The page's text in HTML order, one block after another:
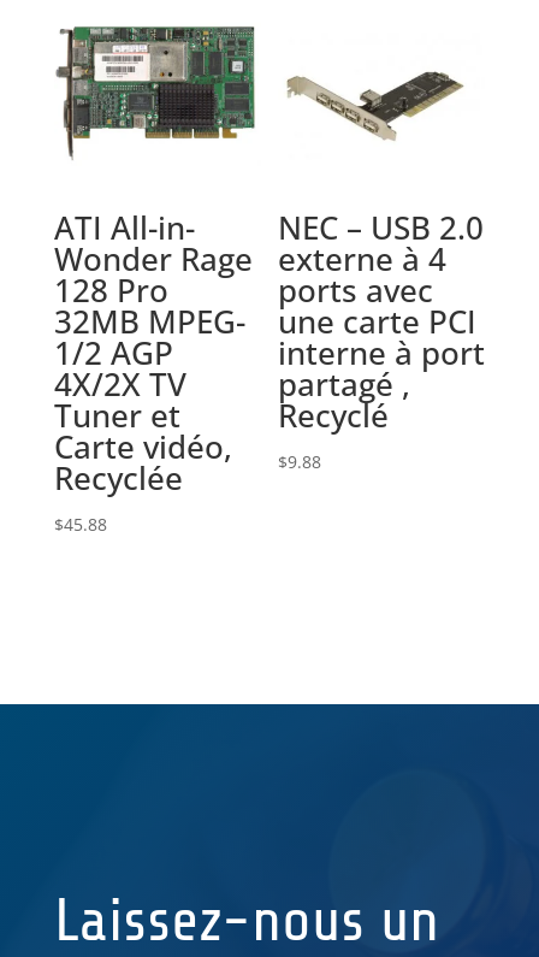
ATI All-in-
Wonder Rage
128 Pro
32MB MPEG-
1/2 AGP
4X/2X TV
Tuner et
Carte vidéo,
Recyclée
$45.88
NEC – USB 2.0
externe à 4
ports avec
une carte PCI
interne à port
partagé ,
Recyclé
$9.88
Laissez-nous un